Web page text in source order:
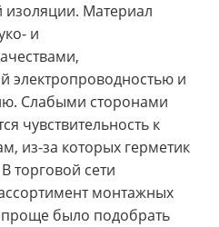
Материал
и
электропроводностью и
Слабыми сторонами
чувствительность к
из-за которых герметик
торговой сети
монтажных
было подобрать